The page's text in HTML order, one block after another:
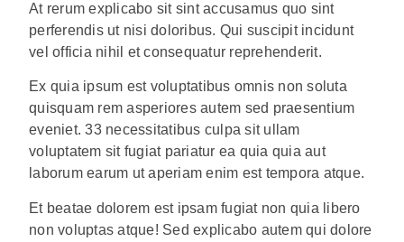
At rerum explicabo sit sint accusamus quo sint
perferendis ut nisi doloribus. Qui suscipit incidunt
vel officia nihil et consequatur reprehenderit.
Ex quia ipsum est voluptatibus omnis non soluta
quisquam rem asperiores autem sed praesentium
eveniet. 33 necessitatibus culpa sit ullam
voluptatem sit fugiat pariatur ea quia quia aut
laborum earum ut aperiam enim est tempora atque.
Et beatae dolorem est ipsam fugiat non quia libero
non voluptas atque! Sed explicabo autem qui dolore